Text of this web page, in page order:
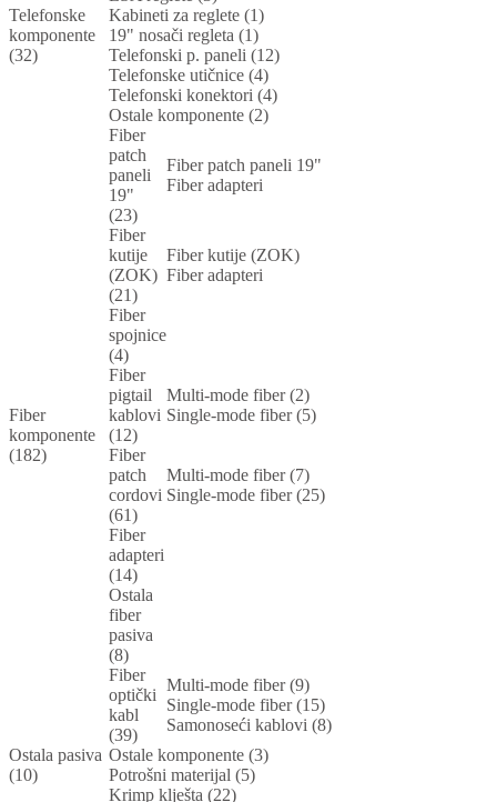
Telefonske
komponente
(32)
Kabineti za reglete (1)
19" nosači regleta (1)
Telefonski p. paneli (12)
Telefonske utičnice (4)
Telefonski konektori (4)
Ostale komponente (2)
Fiber
komponente
(182)
Fiber
patch
paneli
19"
(23)
Fiber patch paneli 19"
Fiber adapteri
Fiber
kutije
(ZOK)
(21)
Fiber kutije (ZOK)
Fiber adapteri
Fiber
spojnice
(4)
Fiber
pigtail
kablovi
(12)
Multi-mode fiber (2)
Single-mode fiber (5)
Fiber
patch
cordovi
(61)
Multi-mode fiber (7)
Single-mode fiber (25)
Fiber
adapteri
(14)
Ostala
fiber
pasiva
(8)
Fiber
optički
kabl
(39)
Multi-mode fiber (9)
Single-mode fiber (15)
Samonoseći kablovi (8)
Ostala pasiva
(10)
Ostale komponente (3)
Potrošni materijal (5)
Krimp klješta (22)